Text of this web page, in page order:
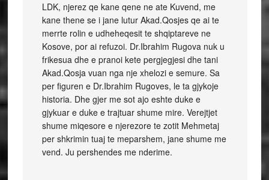
LDK, njerez qe kane qene ne ate Kuvend, me
kane thene se i jane lutur Akad.Qosjes qe ai te
merrte rolin e udheheqesit te shqiptareve ne
Kosove, por ai refuzoi. Dr.Ibrahim Rugova nuk u
frikesua dhe e pranoi kete pergjegjesi dhe tani
Akad.Qosja vuan nga nje xhelozi e semure. Sa
per figuren e Dr.Ibrahim Rugoves, le ta gjykoje
historia. Dhe gjer me sot ajo eshte duke e
gjykuar e duke e trajtuar shume mire. Verejtjet
shume miqesore e njerezore te zotit Mehmetaj
per shkrimin tuaj te meparshem, jane shume me
vend. Ju pershendes me nderime.